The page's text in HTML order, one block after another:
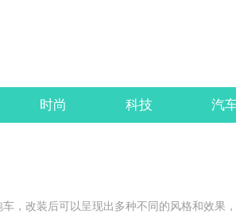
时尚 科技 汽
，改装后可以呈现出多种不同的风格和效果，